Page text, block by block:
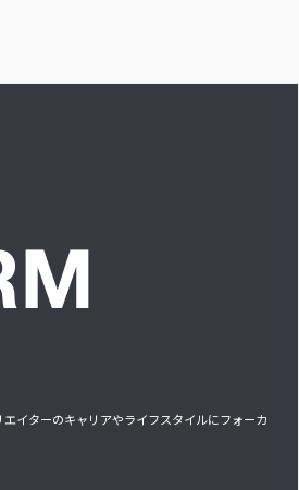
エイターのキャリアやライフスタイルにフォーカ